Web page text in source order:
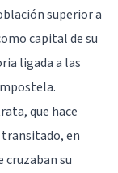
superior a
capital de su
ligada a las
que hace
transitado, en
su